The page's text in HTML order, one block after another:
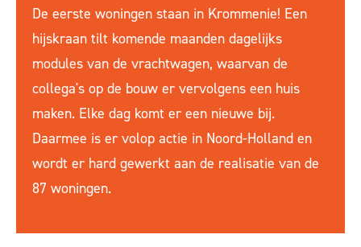
De eerste woningen staan in Krommenie! Een
hijskraan tilt komende maanden dagelijks
modules van de vrachtwagen, waarvan de
collega's op de bouw er vervolgens een huis
maken. Elke dag komt er een nieuwe bij.
Daarmee is er volop actie in Noord-Holland en
wordt er hard gewerkt aan de realisatie van de
87 woningen.